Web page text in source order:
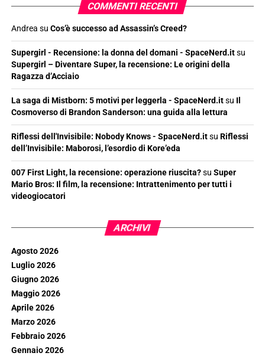
COMMENTI RECENTI
Andrea su Cos’è successo ad Assassin’s Creed?
Supergirl - Recensione: la donna del domani - SpaceNerd.itsu
Supergirl – Diventare Super, la recensione: Le origini della
Ragazza d’Acciaio
La saga di Mistborn: 5 motivi per leggerla - SpaceNerd.itsu Il
Cosmoverso di Brandon Sanderson: una guida alla lettura
Riflessi dell'Invisibile: Nobody Knows - SpaceNerd.itsu Riflessi
dell’Invisibile: Maborosi, l’esordio di Kore’eda
007 First Light, la recensione: operazione riuscita?su Super
Mario Bros: Il film, la recensione: Intrattenimento per tutti i
videogiocatori
ARCHIVI
Agosto 2026
Luglio 2026
Giugno 2026
Maggio 2026
Aprile 2026
Marzo 2026
Febbraio 2026
Gennaio 2026